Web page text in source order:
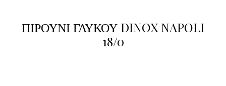
ΠΙΡΟΥΝΙ ΓΛΥΚΟΥ DINOX NAPOLI
18/0